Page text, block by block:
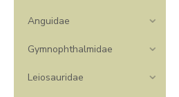
Anguidae
Gymnophthalmidae
Leiosauridae